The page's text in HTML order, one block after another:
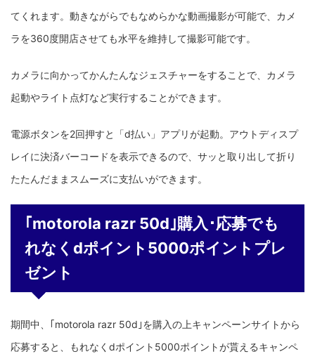
てくれます。動きながらでもなめらかな動画撮影が可能で、カメ
ラを360度開店させても水平を維持して撮影可能です。
カメラに向かってかんたんなジェスチャーをすることで、カメラ
起動やライト点灯など実行することができます。
電源ボタンを2回押すと「d払い」アプリが起動。アウトディスプ
レイに決済バーコードを表示できるので、サッと取り出して折り
たたんだままスムーズに支払いができます。
｢motorola razr 50d｣購入･応募でも
れなくdポイント5000ポイントプレ
ゼント
期間中、｢motorola razr 50d｣を購入の上キャンペーンサイトから
応募すると、もれなくdポイント5000ポイントが貰えるキャンペ